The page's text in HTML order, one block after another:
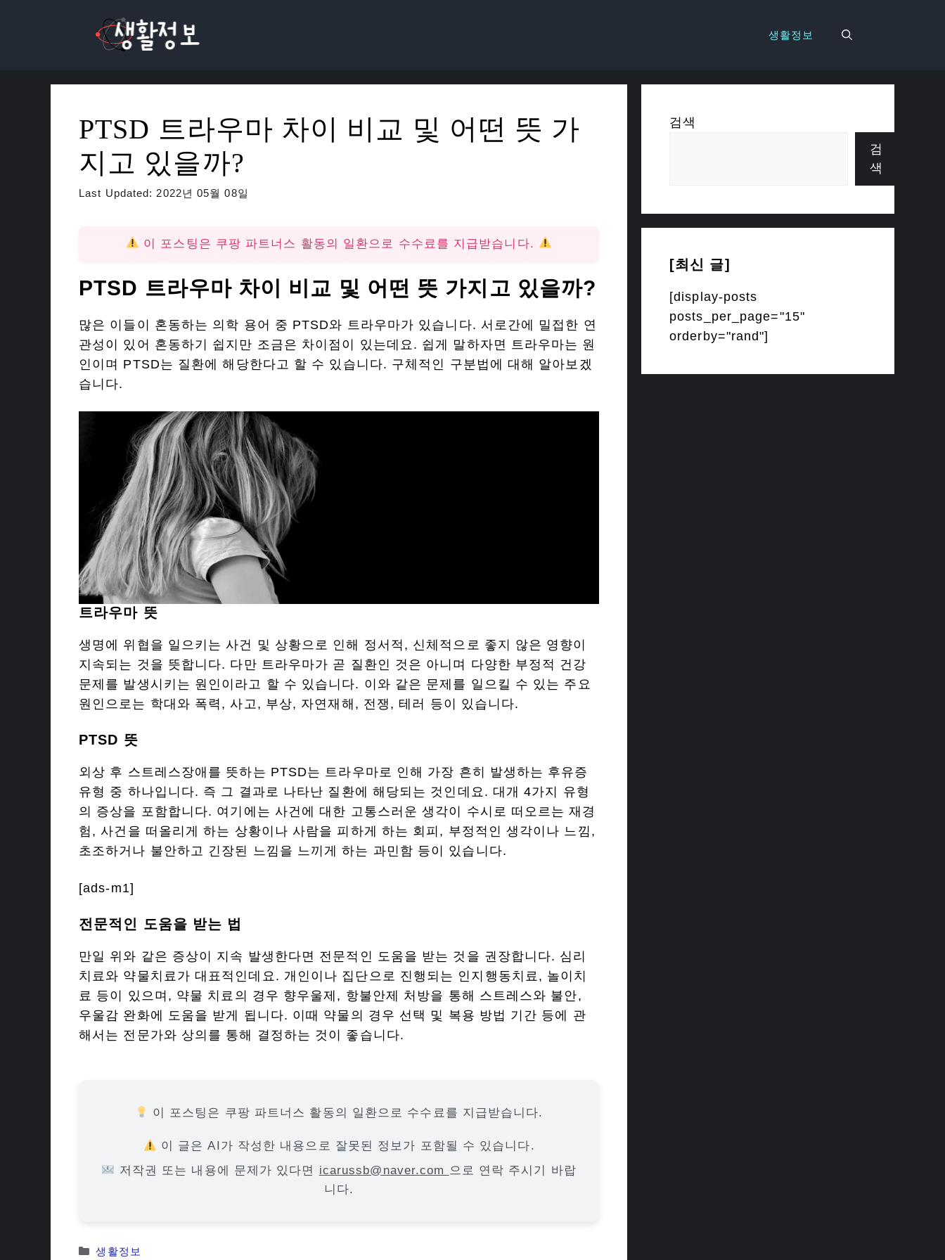
생활정보
PTSD 트라우마 차이 비교 및 어떤 뜻 가
지고 있을까?
Last Updated: 2022년 05월 08일
이 포스팅은 쿠팡 파트너스 활동의 일환으로 수수료를 지급받습니다.
PTSD 트라우마 차이 비교 및 어떤 뜻 가지고 있을까?
많은 이들이 혼동하는 의학 용어 중 PTSD와 트라우마가 있습니다. 서로간에 밀접한 연
관성이 있어 혼동하기 쉽지만 조금은 차이점이 있는데요. 쉽게 말하자면 트라우마는 원
인이며 PTSD는 질환에 해당한다고 할 수 있습니다. 구체적인 구분법에 대해 알아보겠
습니다.
트라우마 뜻
생명에 위협을 일으키는 사건 및 상황으로 인해 정서적, 신체적으로 좋지 않은 영향이
지속되는 것을 뜻합니다. 다만 트라우마가 곧 질환인 것은 아니며 다양한 부정적 건강
문제를 발생시키는 원인이라고 할 수 있습니다. 이와 같은 문제를 일으킬 수 있는 주요
원인으로는 학대와 폭력, 사고, 부상, 자연재해, 전쟁, 테러 등이 있습니다.
PTSD 뜻
외상 후 스트레스장애를 뜻하는 PTSD는 트라우마로 인해 가장 흔히 발생하는 후유증
유형 중 하나입니다. 즉 그 결과로 나타난 질환에 해당되는 것인데요. 대개 4가지 유형
의 증상을 포함합니다. 여기에는 사건에 대한 고통스러운 생각이 수시로 떠오르는 재경
험, 사건을 떠올리게 하는 상황이나 사람을 피하게 하는 회피, 부정적인 생각이나 느낌,
초조하거나 불안하고 긴장된 느낌을 느끼게 하는 과민함 등이 있습니다.
[ads-m1]
전문적인 도움을 받는 법
만일 위와 같은 증상이 지속 발생한다면 전문적인 도움을 받는 것을 권장합니다. 심리
치료와 약물치료가 대표적인데요. 개인이나 집단으로 진행되는 인지행동치료, 놀이치
료 등이 있으며, 약물 치료의 경우 향우울제, 항불안제 처방을 통해 스트레스와 불안,
우울감 완화에 도움을 받게 됩니다. 이때 약물의 경우 선택 및 복용 방법 기간 등에 관
해서는 전문가와 상의를 통해 결정하는 것이 좋습니다.
이 포스팅은 쿠팡 파트너스 활동의 일환으로 수수료를 지급받습니다.
이 글은 AI가 작성한 내용으로 잘못된 정보가 포함될 수 있습니다.
저작권 또는 내용에 문제가 있다면 icarussb@naver.com 으로 연락 주시기 바랍
니다.
카
생활정보
검색
검
색
[최신 글]
[display-posts
posts_per_page="15"
orderby="rand"]